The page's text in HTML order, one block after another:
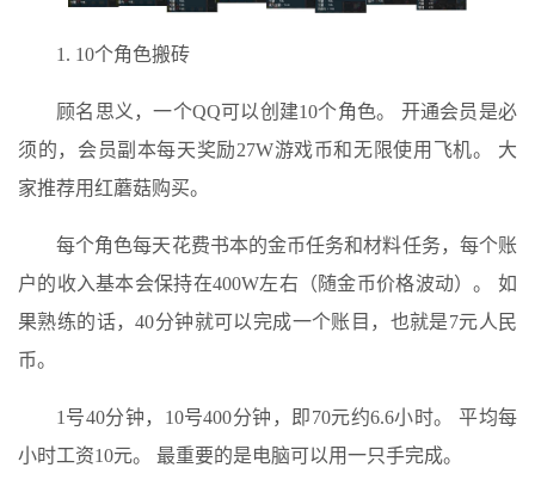
1. 10个角色搬砖
顾名思义，一个QQ可以创建10个角色。 开通会员是必
须的，会员副本每天奖励27W游戏币和无限使用飞机。 大
家推荐用红蘑菇购买。
每个角色每天花费书本的金币任务和材料任务，每个账
户的收入基本会保持在400W左右（随金币价格波动）。 如
果熟练的话，40分钟就可以完成一个账目，也就是7元人民
币。
1号40分钟，10号400分钟，即70元约6.6小时。 平均每
小时工资10元。 最重要的是电脑可以用一只手完成。